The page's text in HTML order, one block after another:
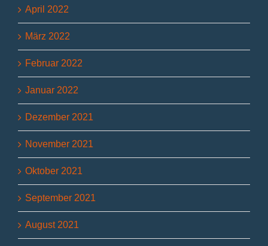
April 2022
März 2022
Februar 2022
Januar 2022
Dezember 2021
November 2021
Oktober 2021
September 2021
August 2021